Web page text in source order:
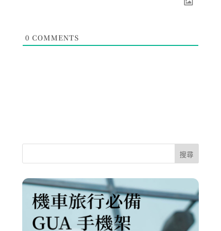
0 COMMENTS